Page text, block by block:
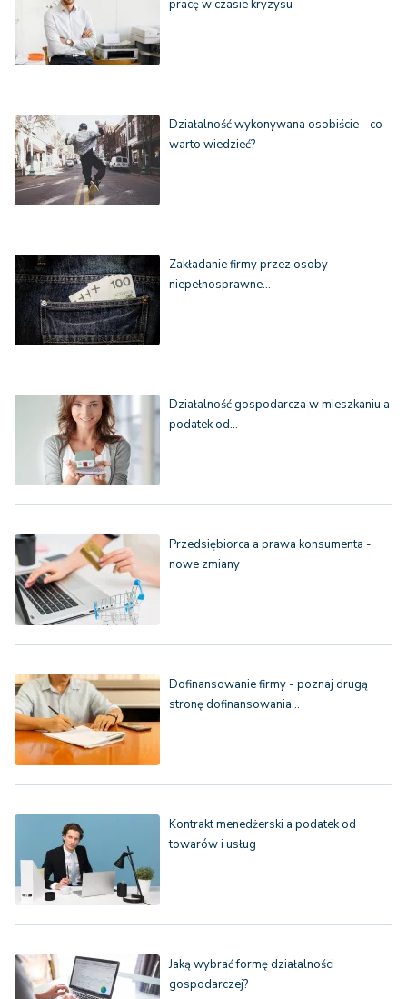
pracę w czasie kryzysu
Działalność wykonywana osobiście - co
warto wiedzieć?
Zakładanie firmy przez osoby
niepełnosprawne…
Działalność gospodarcza w mieszkaniu a
podatek od…
Przedsiębiorca a prawa konsumenta -
nowe zmiany
Dofinansowanie firmy - poznaj drugą
stronę dofinansowania…
Kontrakt menedżerski a podatek od
towarów i usług
Jaką wybrać formę działalności
gospodarczej?